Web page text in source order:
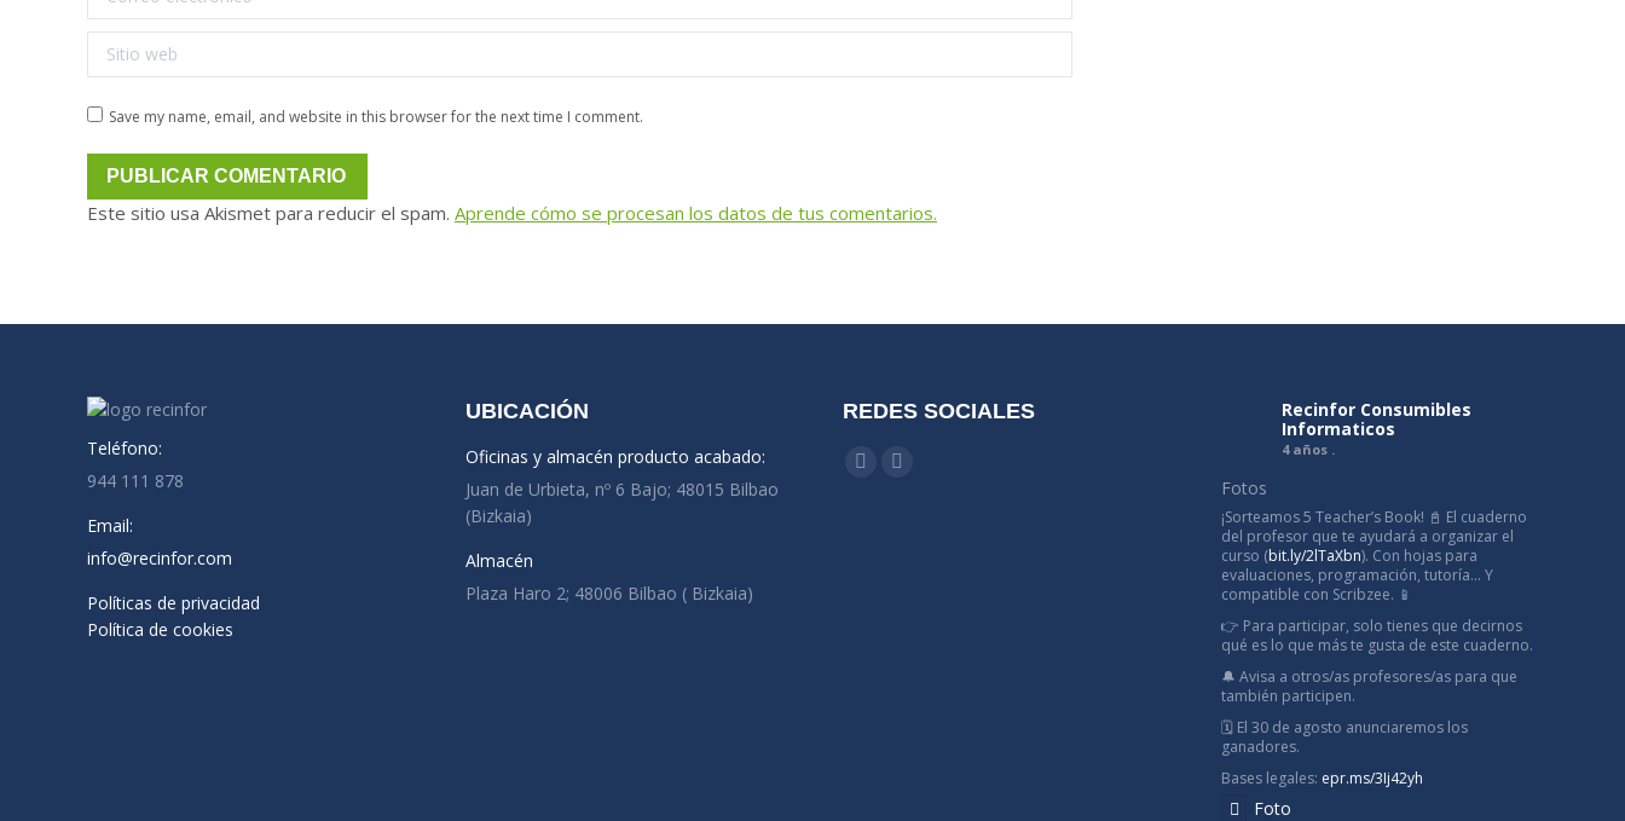
Sitio web
Save my name, email, and website in this browser for the next time I comment.
PUBLICAR COMENTARIO
Este sitio usa Akismet para reducir el spam. Aprende cómo se procesan los datos de tus comentarios.
Teléfono:
944 111 878
Email:
info@recinfor.com
Políticas de privacidad
Política de cookies
UBICACIÓN
Oficinas y almacén producto acabado:
Juan de Urbieta, nº 6 Bajo; 48015 Bilbao
(Bizkaia)
Almacén
Plaza Haro 2; 48006 Bilbao ( Bizkaia)
REDES SOCIALES
Encuéntranos en:
Facebook
Linkedin
Recinfor Consumibles
Informaticos
4 años .
Fotos
¡Sorteamos 5 Teacher’s Book! 📓 El cuaderno
del profesor que te ayudará a organizar el
curso (bit.ly/2lTaXbn). Con hojas para
evaluaciones, programación, tutoría... Y
compatible con Scribzee. 📱
👉 Para participar, solo tienes que decirnos
qué es lo que más te gusta de este cuaderno.
🔔 Avisa a otros/as profesores/as para que
también participen.
🗓️ El 30 de agosto anunciaremos los
ganadores.
Bases legales: epr.ms/3Ij42yh
Foto